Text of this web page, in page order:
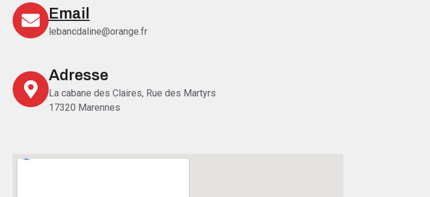
Email
lebancdaline@orange.fr
Adresse
La cabane des Claires, Rue des Martyrs
17320 Marennes